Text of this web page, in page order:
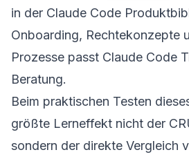
in der Claude Code
Onboarding, Rechtekonzepte
Prozesse passt Claude Code
Beratung.
Beim praktischen Testen
größte Lerneffekt nicht der
sondern der direkte Vergleich